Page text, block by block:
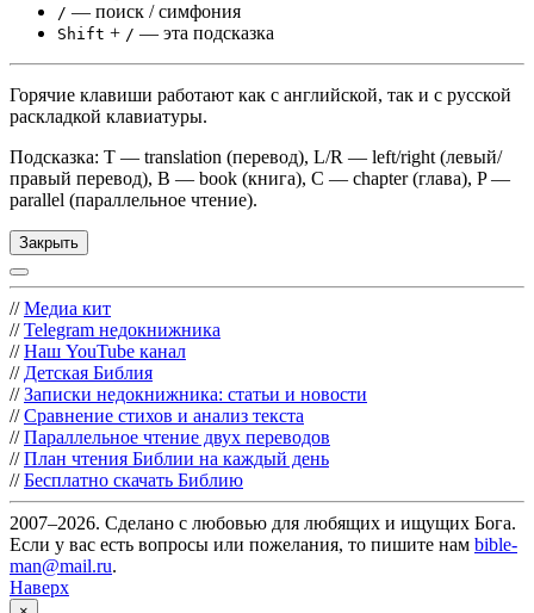
/ — поиск / симфония
Shift + / — эта подсказка
Горячие клавиши работают как с английской, так и с русской
раскладкой клавиатуры.
Подсказка: T — translation (перевод), L/R — left/right (левый/
правый перевод), B — book (книга), C — chapter (глава), P —
parallel (параллельное чтение).
Закрыть
// Медиа кит
// Telegram недокнижника
// Наш YouTube канал
// Детская Библия
// Записки недокнижника: статьи и новости
// Сравнение стихов и анализ текста
// Параллельное чтение двух переводов
// План чтения Библии на каждый день
// Бесплатно скачать Библию
2007–2026. Сделано с любовью для любящих и ищущих Бога.
Если у вас есть вопросы или пожелания, то пишите нам bible-
man@mail.ru.
Наверх